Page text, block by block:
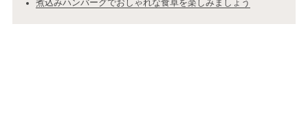
煮込みハンバーグでおしゃれな食卓を楽しみましょう